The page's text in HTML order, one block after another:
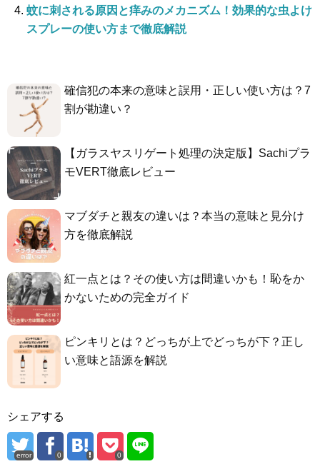
蚊に刺される原因と痒みのメカニズム！効果的な虫よけ
スプレーの使い方まで徹底解説
確信犯の本来の意味と誤用・正しい使い方は？7
割が勘違い？
【ガラスヤスリゲート処理の決定版】Sachiプラ
モVERT徹底レビュー
マブダチと親友の違いは？本当の意味と見分け
方を徹底解説
紅一点とは？その使い方は間違いかも！恥をか
かないための完全ガイド
ピンキリとは？どっちが上でどっちが下？正し
い意味と語源を解説
シェアする
error 0 0